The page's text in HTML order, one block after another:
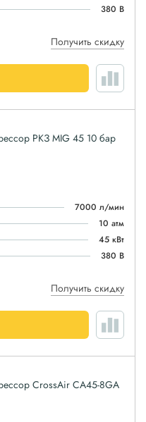
380 В
Получить скидку
РКЗ MIG 45 10 бар
7000 л/мин
10 атм
45 кВт
380 В
Получить скидку
CrossAir CA45-8GA